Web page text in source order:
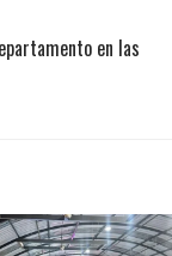
en las